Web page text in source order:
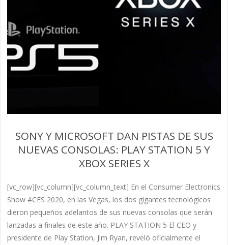
SONY Y MICROSOFT DAN PISTAS DE SUS
NUEVAS CONSOLAS: PLAY STATION 5 Y
XBOX SERIES X
[vc_row][vc_column][vc_column_text] En el Consumer Electronics
Show #CES 2020, en las Vegas, los dos gigantes tecnológicos
dieron pequeños adelantos de sus nuevas consolas que serán
lanzadas a finales de este año. PLAY STATION 5 El CEO y
presidente de Play Station, Jim Ryan, reveló oficialmente el